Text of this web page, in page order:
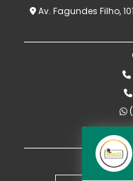
Av. Fagundes Filho,